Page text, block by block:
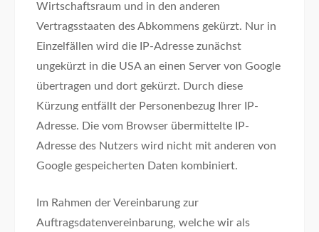
Wirtschaftsraum und in den anderen
Vertragsstaaten des Abkommens gekürzt. Nur in
Einzelfällen wird die IP-Adresse zunächst
ungekürzt in die USA an einen Server von Google
übertragen und dort gekürzt. Durch diese
Kürzung entfällt der Personenbezug Ihrer IP-
Adresse. Die vom Browser übermittelte IP-
Adresse des Nutzers wird nicht mit anderen von
Google gespeicherten Daten kombiniert.
Im Rahmen der Vereinbarung zur
Auftragsdatenvereinbarung, welche wir als